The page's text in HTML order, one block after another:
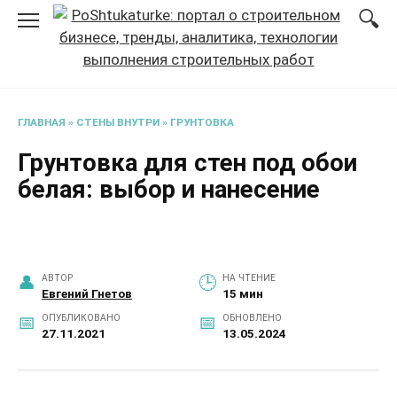
Перейти
содержанию
ГЛАВНАЯ » СТЕНЫ ВНУТРИ » ГРУНТОВКА
Грунтовка для стен под обои
белая: выбор и нанесение
АВТОР
Евгений Гнетов
НА ЧТЕНИЕ
15 мин
ОПУБЛИКОВАНО
27.11.2021
ОБНОВЛЕНО
13.05.2024